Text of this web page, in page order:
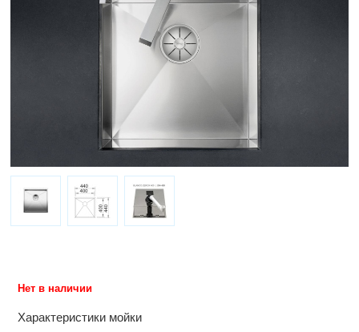
Нет в наличии
Характеристики мойки